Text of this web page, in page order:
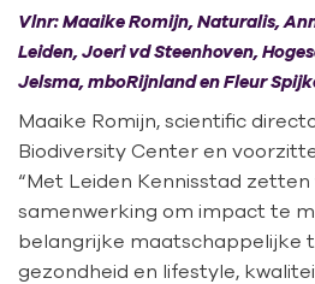
Vlnr: Maaike Romijn, Naturalis,
Leiden, Joeri vd Steenhoven,
Jelsma, mboRijnland en Fleur
Maaike Romijn, scientific
Biodiversity Center en
“Met Leiden Kennisstad zetten
samenwerking om impact te
belangrijke maatschappelijke
gezondheid en lifestyle,